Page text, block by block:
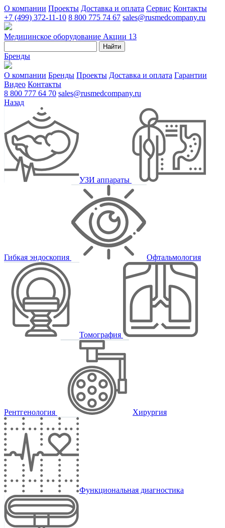
О компании Проекты Доставка и оплата Сервис Контакты
+7 (499) 372-11-10 8 800 775 74 67 sales@rusmedcompany.ru
Медицинское оборудование Акции 13
Найти
Бренды
О компании Бренды Проекты Доставка и оплата Гарантии
Видео Контакты
8 800 777 64 70 sales@rusmedcompany.ru
Назад
УЗИ аппараты
Гибкая эндоскопия Офтальмология
Томография
Рентгенология Хирургия
Функциональная диагностика